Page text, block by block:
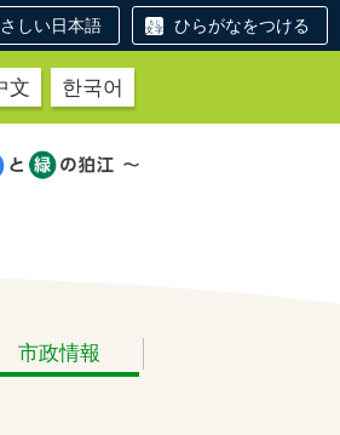
しい日本語 ひらがなをつける
文 한국어
市政情報